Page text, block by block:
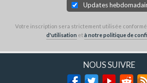
Updates
Votre inscription sera strictement utilisée
d'utilisation età notre politique de
NOUS SUIVRE